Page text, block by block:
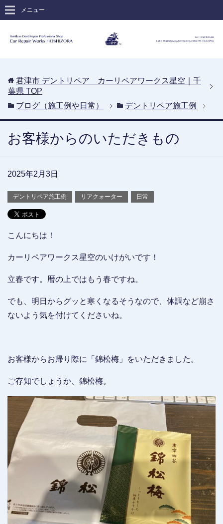
メニュー
君津市 デントリペア カーリペアワークス星空｜千
葉県 TOP
ブログ（施工例や日常）
デントリペア施工例
お客様からのいただきもの
2025年2月3日
デントリペア施工例 リアクォーター 日常
こんにちは！
カーリペアワークス星空のいけがいです！
立春です。暦の上ではもう春ですね。
でも、明日からグッと寒くなるそうなので、体調など崩さ
ないよう気を付けてくださいね。
お客様からお帰り際に「錦松梅」をいただきました。
ご存知でしょうか、錦松梅。